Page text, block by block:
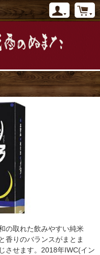
の取れた飲みやすい純米
香りのバランスがまとま
させます。2018年IWC(イン